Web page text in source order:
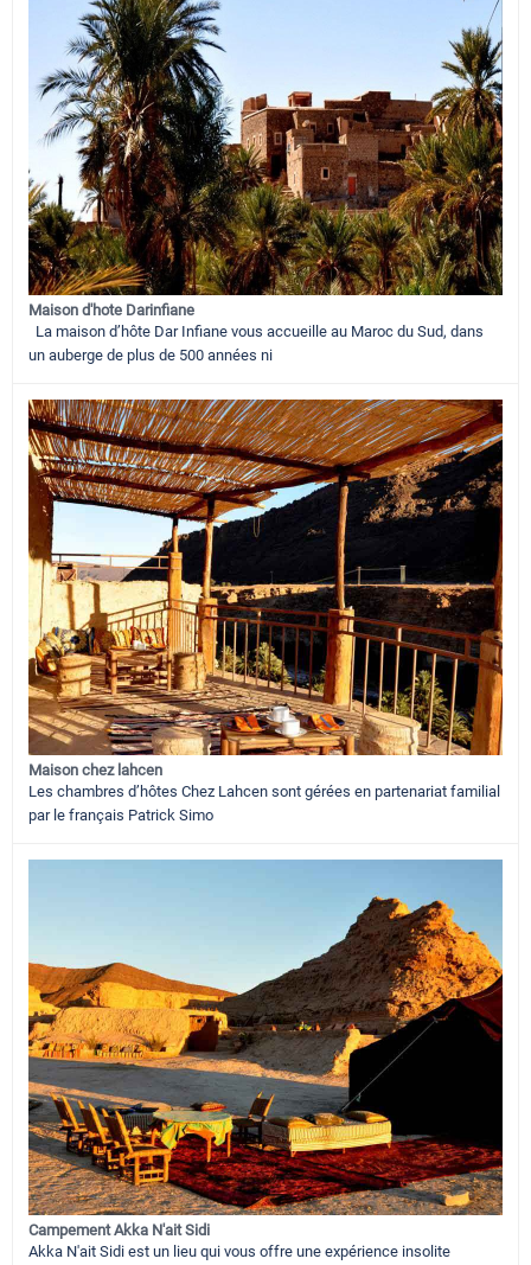
Maison d'hote Darinfiane
La maison d’hôte Dar Infiane vous accueille au Maroc du Sud, dans
un auberge de plus de 500 années ni
Maison chez lahcen
Les chambres d’hôtes Chez Lahcen sont gérées en partenariat familial
par le français Patrick Simo
Campement Akka N'ait Sidi
Akka N'ait Sidi est un lieu qui vous offre une expérience insolite